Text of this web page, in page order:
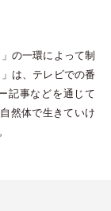
」 の一環によって制
」 は、テレビでの番
記事などを通じて
然体で生きていけ